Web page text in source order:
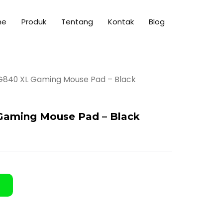
Produk Tentang Kontak Blog
XL Gaming Mouse Pad – Black
Mouse Pad – Black